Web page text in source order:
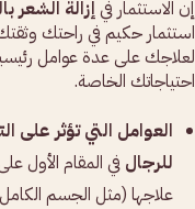
إن الاستثمار في إزالة الشعر
استثمار حكيم في راحتك
لعلاجك على عدة عوامل
احتياجاتك الخاصة.
العوامل التي تؤثر على
للرجال في المقام الأول
علاجها (مثل الجسم الكامل،